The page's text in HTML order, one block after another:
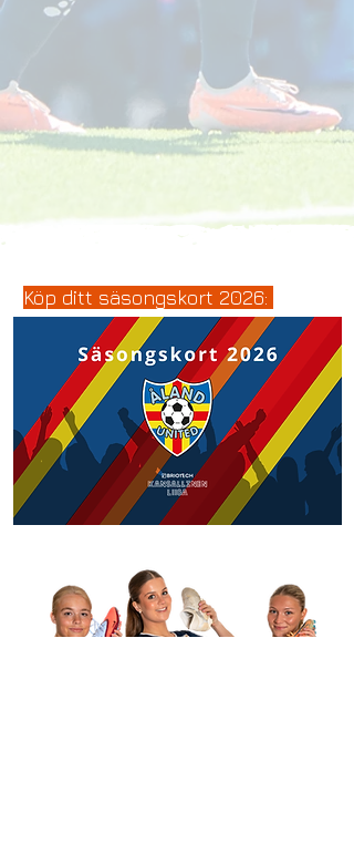
Köp ditt säsongskort 2026: